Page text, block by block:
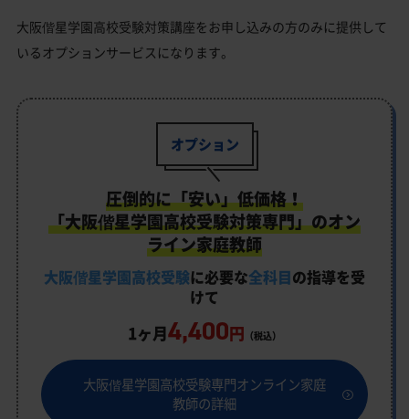
大阪偕星学園高校受験対策講座をお申し込みの方のみに提供して
いるオプションサービスになります。
オプション
圧倒的に「安い」低価格！
「大阪偕星学園高校受験対策専門」のオン
ライン家庭教師
大阪偕星学園高校受験に必要な全科目の指導を受
けて
1ヶ月4,400円 （税込）
大阪偕星学園高校受験専門オンライン家庭
教師の詳細